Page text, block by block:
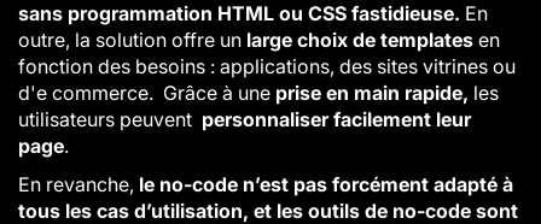
sans programmation HTML ou CSS fastidieuse. En
outre, la solution offre un large choix de templates en
fonction des besoins : applications, des sites vitrines ou
d'e commerce. Grâce à une prise en main rapide, les
utilisateurs peuvent personnaliser facilement leur
page.
En revanche, le no-code n’est pas forcément adapté à
tous les cas d’utilisation, et les outils de no-code sont